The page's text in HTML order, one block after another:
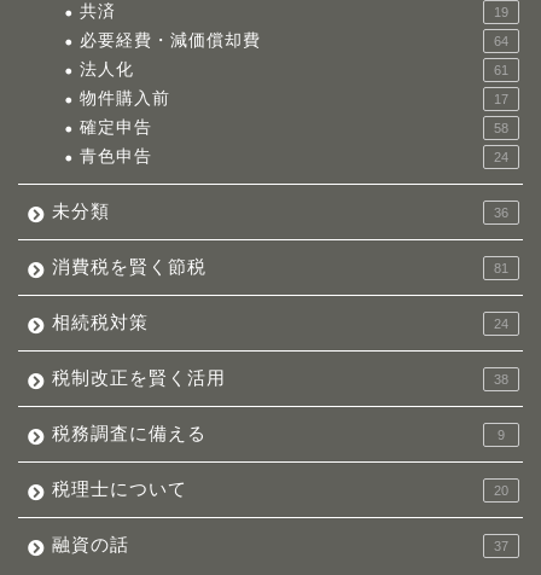
共済 19
必要経費・減価償却費 64
法人化 61
物件購入前 17
確定申告 58
青色申告 24
未分類 36
消費税を賢く節税 81
相続税対策 24
税制改正を賢く活用 38
税務調査に備える 9
税理士について 20
融資の話 37